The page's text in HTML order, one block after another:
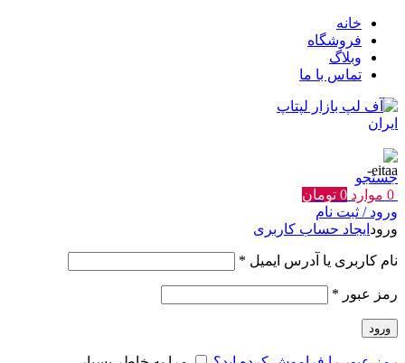
خانه
فروشگاه
وبلاگ
تماس با ما
جستجو
0 موارد 0 تومان
ورود / ثبت نام
ورود ایجاد حساب کاربری
نام کاربری یا آدرس ایمیل *
رمز عبور *
ورود